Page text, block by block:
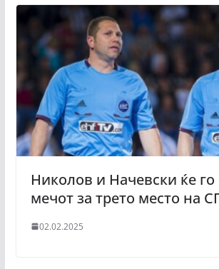
Николов и Начевски ќе го
мечот за трето место на
02.02.2025